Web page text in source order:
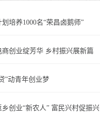
培养1000名“荣昌卤鹅师”
商创业绽芳华 乡村振兴展新篇
”动青年创业梦
乡创业“新农人” 富民兴村促振兴